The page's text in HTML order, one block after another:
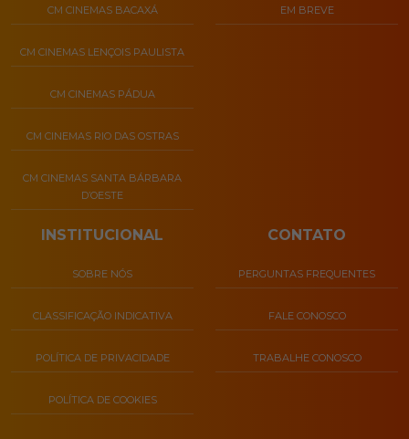
CM CINEMAS BACAXÁ
CM CINEMAS LENÇOIS PAULISTA
CM CINEMAS PÁDUA
CM CINEMAS RIO DAS OSTRAS
CM CINEMAS SANTA BÁRBARA
D’OESTE
EM BREVE
INSTITUCIONAL
SOBRE NÓS
CLASSIFICAÇÃO INDICATIVA
POLÍTICA DE PRIVACIDADE
POLÍTICA DE COOKIES
CONTATO
PERGUNTAS FREQUENTES
FALE CONOSCO
TRABALHE CONOSCO